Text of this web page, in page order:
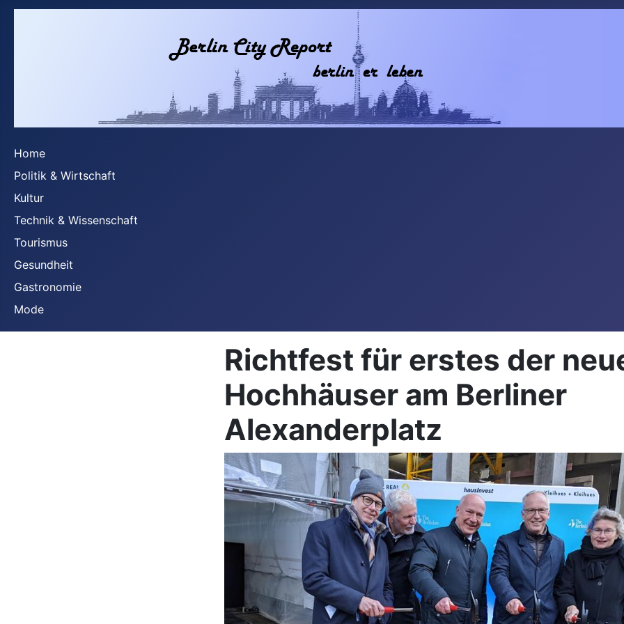
Home
Politik & Wirtschaft
Kultur
Technik & Wissenschaft
Tourismus
Gesundheit
Gastronomie
Mode
Richtfest für erstes der
Hochhäuser am Berliner
Alexanderplatz